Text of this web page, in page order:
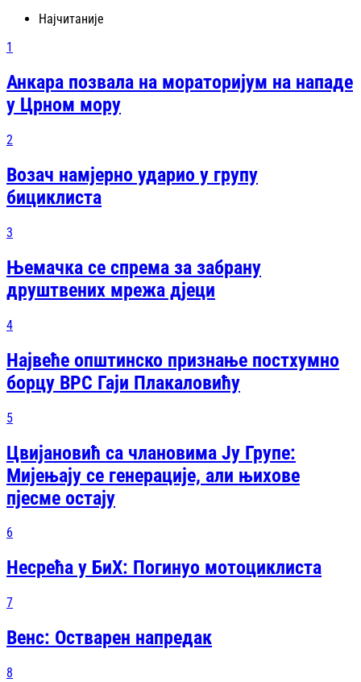
Најчитаније
1
Анкара позвала на мораторијум на нападе
у Црном мору
2
Возач намјерно ударио у групу
бициклиста
3
Њемачка се спрема за забрану
друштвених мрежа дјеци
4
Највеће општинско признање постхумно
борцу ВРС Гаји Плакаловићу
5
Цвијановић са члановима Ју Групе:
Мијењају се генерације, али њихове
пјесме остају
6
Несрећа у БиХ: Погинуо мотоциклиста
7
Венс: Остварен напредак
8